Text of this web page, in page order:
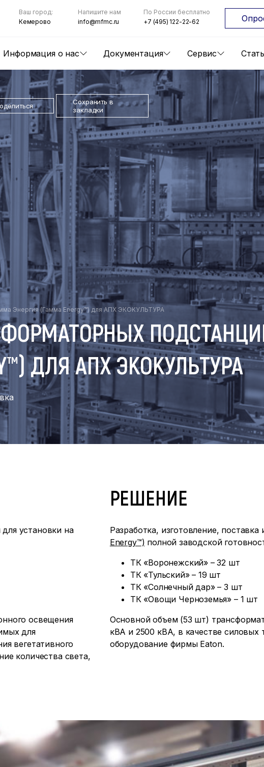
Информация о нас Документация Сервис
Ваш город:
Кемерово
Напишите нам
info@mfmc.ru
По России бесплатно
+7 (495) 122-22-62
Сохранить в
закладки
Энергия (Гамма Energy™) для АПХ ЭКОКУЛЬТУРА
ДЛЯ АПХ ЭКОКУЛЬТУРА
установки на
освещения
для
вегетативного
количества света,
РЕШЕНИЕ
Разработка, изготовление,
Energy™) полной заводской
ТК «Воронежский» – 32 шт
ТК «Тульский» – 19 шт
ТК «Солнечный дар» – 3 шт
ТК «Овощи Черноземья» – 1 шт
Основной объем (53 шт)
кВА и 2500 кВА, в качестве
оборудование фирмы Eaton.